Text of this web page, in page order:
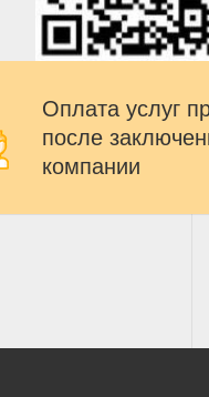
Оплата услуг
после
компании